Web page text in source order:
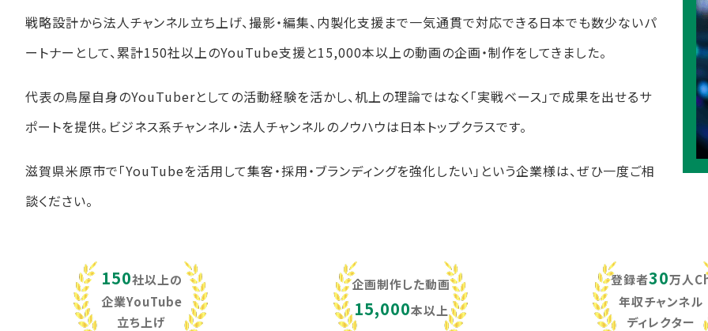
戦略設計から法人チャンネル立ち上げ、撮影・編集、内製化支援まで一気通貫で対応できる日本でも数少ないパ
ートナーとして、累計150社以上のYouTube支援と15,000本以上の動画の企画・制作をしてきました。
代表の鳥屋自身のYouTuberとしての活動経験を活かし、机上の理論ではなく「実戦ベース」で成果を出せるサ
ポートを提供。ビジネス系チャンネル・法人チャンネルのノウハウは日本トップクラスです。
滋賀県米原市で「YouTubeを活用して集客・採用・ブランディングを強化したい」という企業様は、ぜひ一度ご相
談ください。
150社以上の
企業YouTube
立ち上げ
企画制作した動画
15,000本以上
登録者30万人
年収チャンネル
ディレクター